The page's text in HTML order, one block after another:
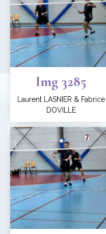
Img 3285
Laurent LASNIER & Fabrice
DOVILLE